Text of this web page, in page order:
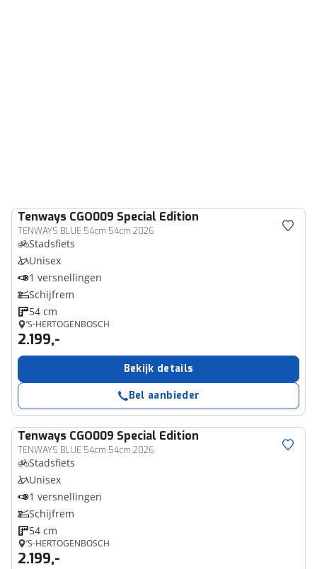
Tenways CGO009 Special Edition
TENWAYS BLUE 54cm 54cm 2026
Stadsfiets
Unisex
1 versnellingen
Schijfrem
54 cm
’S-HERTOGENBOSCH
2.199,-
Bekijk details
Bel aanbieder
Tenways CGO009 Special Edition
TENWAYS BLUE 54cm 54cm 2026
Stadsfiets
Unisex
1 versnellingen
Schijfrem
54 cm
’S-HERTOGENBOSCH
2.199,-